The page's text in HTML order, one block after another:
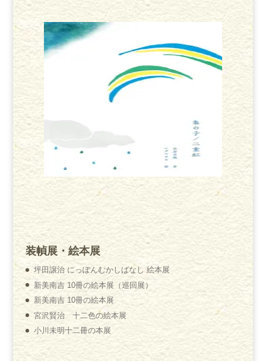
装幀展・絵本展
坪田譲治 にっぽんむかしばなし 絵本展
新美南吉 10冊の絵本展（巡回展）
新美南吉 10冊の絵本展
宮沢賢治 十二色の絵本展
小川未明十二冊の本展